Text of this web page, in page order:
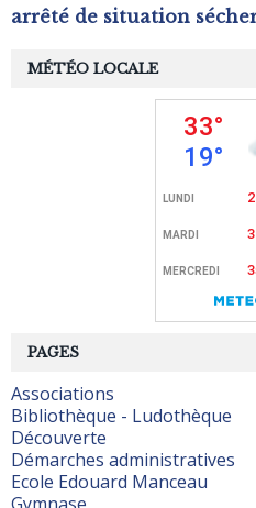
PAGES
Associations
Bibliothèque - Ludothèque
Découverte
Démarches administratives
Ecole Edouard Manceau
MÉTÉO LOCALE